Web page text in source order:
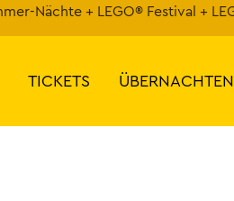
Nächte + LEGO® Festival +
TICKETS ÜBERNACHTEN